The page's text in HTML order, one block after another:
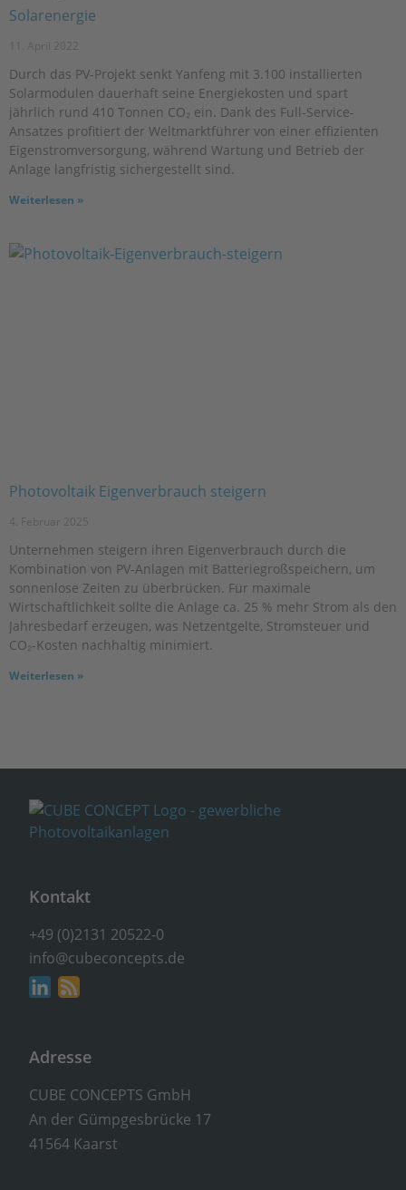
Solarenergie
11. April 2022
Durch das PV-Projekt senkt Yanfeng mit 3.100 installierten
Solarmodulen dauerhaft seine Energiekosten und spart
jährlich rund 410 Tonnen CO₂ ein. Dank des Full-Service-
Ansatzes profitiert der Weltmarktführer von einer effizienten
Eigenstromversorgung, während Wartung und Betrieb der
Anlage langfristig sichergestellt sind.
Weiterlesen »
Photovoltaik Eigenverbrauch steigern
4. Februar 2025
Unternehmen steigern ihren Eigenverbrauch durch die
Kombination von PV-Anlagen mit Batteriegroßspeichern, um
sonnenlose Zeiten zu überbrücken. Für maximale
Wirtschaftlichkeit sollte die Anlage ca. 25 % mehr Strom als den
Jahresbedarf erzeugen, was Netzentgelte, Stromsteuer und
CO₂-Kosten nachhaltig minimiert.
Weiterlesen »
Kontakt
+49 (0)2131 20522-0
info@cubeconcepts.de
Adresse
CUBE CONCEPTS GmbH
An der Gümpgesbrücke 17
41564 Kaarst